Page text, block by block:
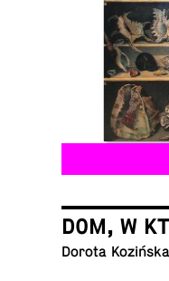
DOM, W
Dorota Kozińska